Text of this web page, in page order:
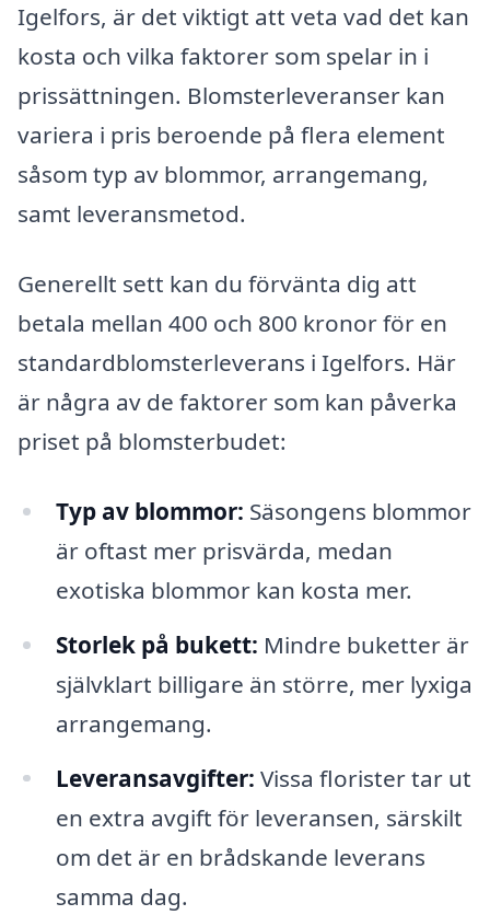
Igelfors, är det viktigt att veta vad det kan
kosta och vilka faktorer som spelar in i
prissättningen. Blomsterleveranser kan
variera i pris beroende på flera element
såsom typ av blommor, arrangemang,
samt leveransmetod.
Generellt sett kan du förvänta dig att
betala mellan 400 och 800 kronor för en
standardblomsterleverans i Igelfors. Här
är några av de faktorer som kan påverka
priset på blomsterbudet:
Typ av blommor: Säsongens blommor
är oftast mer prisvärda, medan
exotiska blommor kan kosta mer.
Storlek på bukett: Mindre buketter är
självklart billigare än större, mer lyxiga
arrangemang.
Leveransavgifter: Vissa florister tar ut
en extra avgift för leveransen, särskilt
om det är en brådskande leverans
samma dag.